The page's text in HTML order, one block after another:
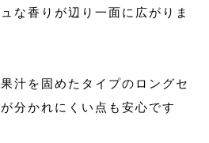
な香りが辺り一面に広がりま
汁を固めたタイプのロングセ
分かれにくい点も安心です